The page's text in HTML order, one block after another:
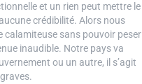
et un rien peut mettre le
crédibilité. Alors nous
calamiteuse sans pouvoir peser
inaudible. Notre pays va
ou un autre, il s’agit